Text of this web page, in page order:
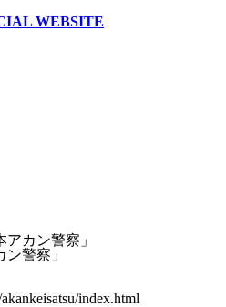
カン警察」
警察」
index.html